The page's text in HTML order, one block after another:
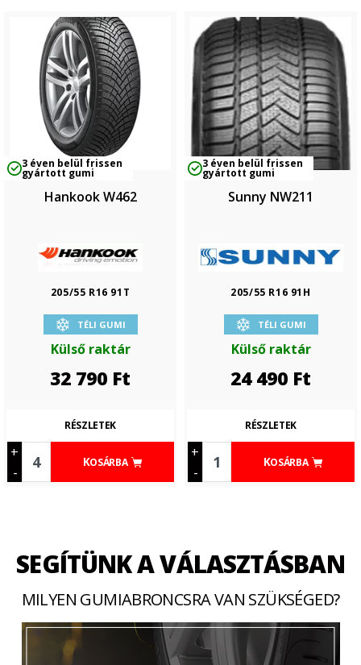
3 éven belül frissen
gyártott gumi
Hankook W462
205/55 R16 91T
TÉLI GUMI
Külső raktár
32 790 Ft
+
-
KOSÁRBA
RÉSZLETEK
3 éven belül frissen
gyártott gumi
Sunny NW211
205/55 R16 91H
TÉLI GUMI
Külső raktár
24 490 Ft
+
-
KOSÁRBA
RÉSZLETEK
SEGÍTÜNK A VÁLASZTÁSBAN
MILYEN GUMIABRONCSRA VAN SZÜKSÉGED?